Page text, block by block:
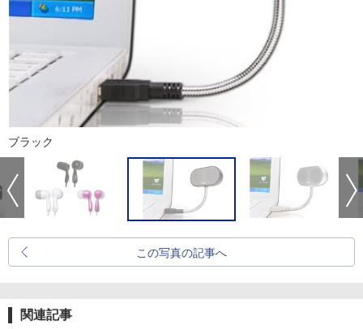
ブラック
この写真の記事へ
関連記事